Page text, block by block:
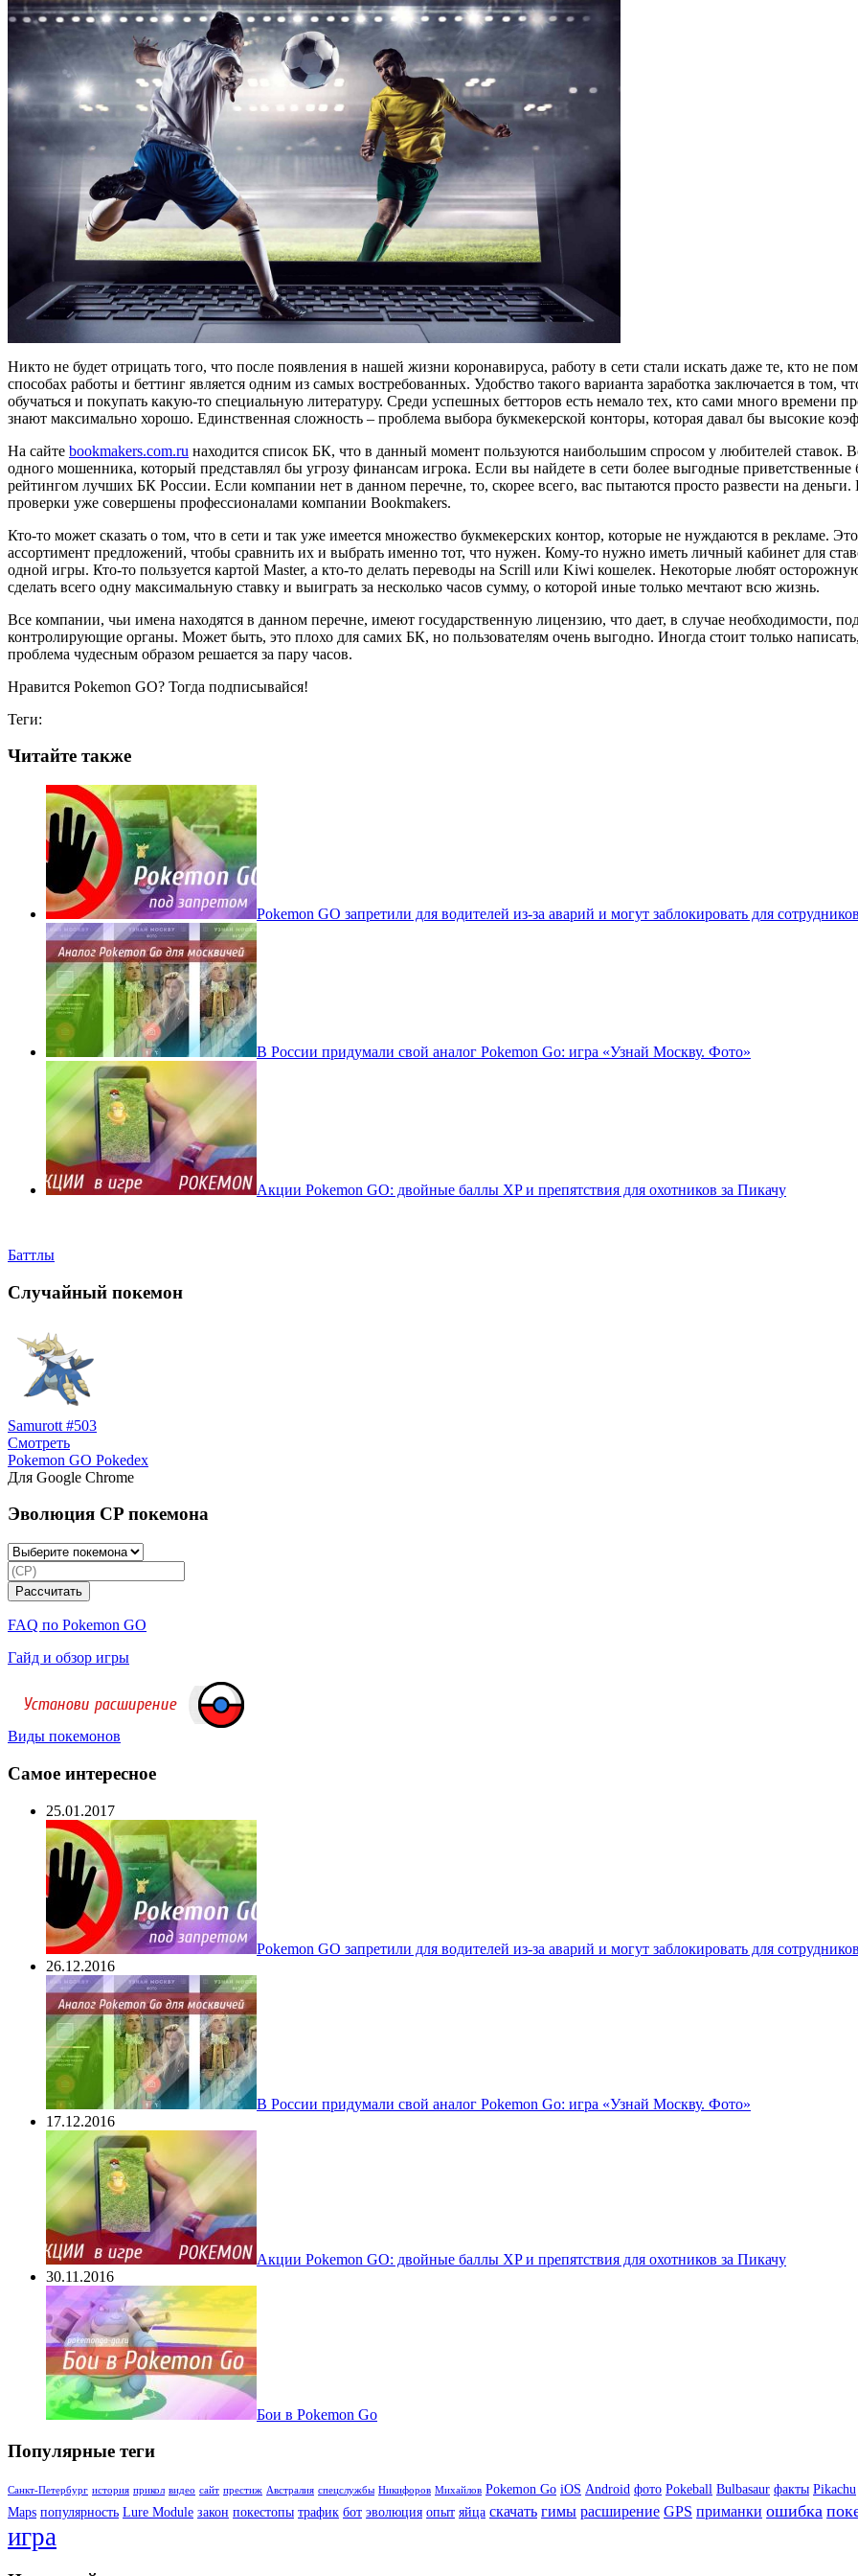
Никто не будет отрицать того, что после появления в нашей жизни коронавируса, работу в сети стали искать даже те, кто
способах работы и беттинг является одним из самых востребованных. Удобство такого варианта заработка заключается в
обучаться и покупать какую-то специальную литературу. Среди успешных бетторов есть немало тех, кто сами много времени
знают максимально хорошо. Единственная сложность – проблема выбора букмекерской конторы, которая давал бы высокие
На сайте bookmakers.com.ru находится список БК, что в данный момент пользуются наибольшим спросом у любителей ставок.
одного мошенника, который представлял бы угрозу финансам игрока. Если вы найдете в сети более выгодные
рейтингом лучших БК России. Если компании нет в данном перечне, то, скорее всего, вас пытаются просто развести на
проверки уже совершены профессионалами компании Bookmakers.
Кто-то может сказать о том, что в сети и так уже имеется множество букмекерских контор, которые не нуждаются в рекламе.
ассортимент предложений, чтобы сравнить их и выбрать именно тот, что нужен. Кому-то нужно иметь личный кабинет для
одной игры. Кто-то пользуется картой Master, а кто-то делать переводы на Scrill или Kiwi кошелек. Некоторые любят
сделать всего одну максимальную ставку и выиграть за несколько часов сумму, о которой иные только мечтают всю жизнь.
Все компании, чьи имена находятся в данном перечне, имеют государственную лицензию, что дает, в случае необходимости,
контролирующие органы. Может быть, это плохо для самих БК, но пользователям очень выгодно. Иногда стоит только
проблема чудесным образом решается за пару часов.
Нравится Pokemon GO? Тогда подписывайся!
Теги:
Читайте также
Pokеmon GO запретили для водителей из-за аварий и могут заблокировать для
В России придумали свой аналог Pokemon Go: игра «Узнай Москву. Фото»
Акции Pokemon GO: двойные баллы XP и препятствия для охотников за Пикачу
Баттлы
Случайный покемон
Samurott #503
Смотреть
Pokemon GO Pokedex
Для Google Chrome
Эволюция CP покемона
FAQ по Pokemon GO
Гайд и обзор игры
Виды покемонов
Самое интересное
25.01.2017
Pokеmon GO запретили для водителей из-за аварий и могут заблокировать для
26.12.2016
В России придумали свой аналог Pokemon Go: игра «Узнай Москву. Фото»
17.12.2016
Акции Pokemon GO: двойные баллы XP и препятствия для охотников за Пикачу
30.11.2016
Бои в Pokemon Go
Популярные теги
Санкт-Петербург история прикол видео сайт престиж Австралия спецслужбы Никифоров Михайлов Pokemon Go iOS Android фото Pokeball Bulbasaur факты Pikachu
Maps популярность Lure Module закон покестопы трафик бот эволюция опыт яйца скачать гимы расширение GPS приманки ошибка
игра